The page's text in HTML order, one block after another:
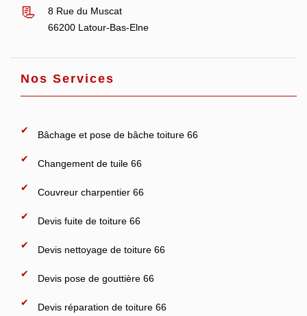
8 Rue du Muscat
66200 Latour-Bas-Elne
Nos Services
Bâchage et pose de bâche toiture 66
Changement de tuile 66
Couvreur charpentier 66
Devis fuite de toiture 66
Devis nettoyage de toiture 66
Devis pose de gouttière 66
Devis réparation de toiture 66